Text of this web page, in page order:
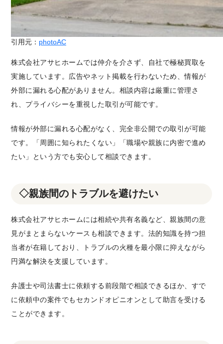
引用元： photoAC
株式会社アサヒホームでは仲介を介さず、自社で極秘買取を
実施しています。広告やネット掲載を行わないため、情報が
外部に漏れる心配がありません。相談内容は厳重に管理さ
れ、プライバシーを重視した取引が可能です。
情報が外部に漏れる心配がなく、完全非公開での取引が可能
です。「周囲に知られたくない」「職場や親族に内密で進め
たい」という方でも安心して相談できます。
◇親族間のトラブルを避けたい
株式会社アサヒホームには相続や共有名義など、親族間の意
見がまとまらないケースも相談できます。法的知識を持つ担
当者が在籍しており、トラブルの火種を最小限に抑えながら
円満な解決を支援しています。
弁護士や司法書士に依頼する前段階で相談できるほか、すで
に依頼中の案件でもセカンドオピニオンとして助言を受ける
ことができます。